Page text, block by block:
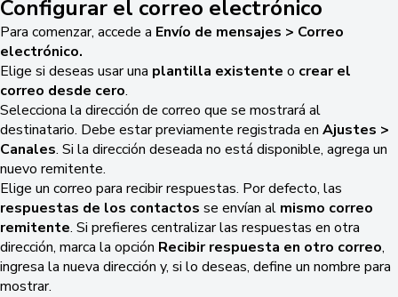
Configurar el correo electrónico
Para comenzar, accede a Envío de mensajes > Correo
electrónico.
Elige si deseas usar una plantilla existente o crear el
correo desde cero.
Selecciona la dirección de correo que se mostrará al
destinatario. Debe estar previamente registrada en Ajustes >
Canales. Si la dirección deseada no está disponible, agrega un
nuevo remitente.
Elige un correo para recibir respuestas. Por defecto, las
respuestas de los contactos se envían al mismo correo
remitente. Si prefieres centralizar las respuestas en otra
dirección, marca la opción Recibir respuesta en otro correo,
ingresa la nueva dirección y, si lo deseas, define un nombre para
mostrar.